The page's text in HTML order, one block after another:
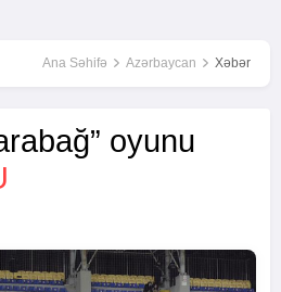
Ana Səhifə Azərbaycan Xəbər
oyunu